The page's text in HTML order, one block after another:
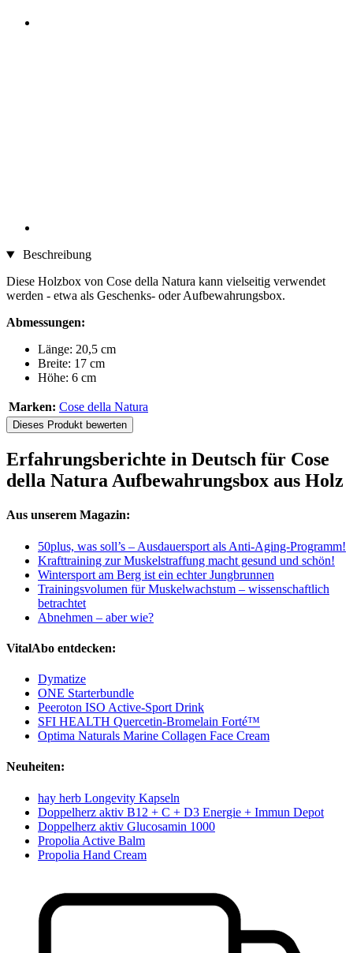
Beschreibung
Diese Holzbox von Cose della Natura kann vielseitig verwendet
werden - etwa als Geschenks- oder Aufbewahrungsbox.
Abmessungen:
Länge: 20,5 cm
Breite: 17 cm
Höhe: 6 cm
Marken: Cose della Natura
Dieses Produkt bewerten
Erfahrungsberichte in Deutsch für Cose
della Natura Aufbewahrungsbox aus Holz
Aus unserem Magazin:
50plus, was soll’s – Ausdauersport als Anti-Aging-Programm!
Krafttraining zur Muskelstraffung macht gesund und schön!
Wintersport am Berg ist ein echter Jungbrunnen
Trainingsvolumen für Muskelwachstum – wissenschaftlich
betrachtet
Abnehmen – aber wie?
VitalAbo entdecken:
Dymatize
ONE Starterbundle
Peeroton ISO Active-Sport Drink
SFI HEALTH Quercetin-Bromelain Forté™
Optima Naturals Marine Collagen Face Cream
Neuheiten:
hay herb Longevity Kapseln
Doppelherz aktiv B12 + C + D3 Energie + Immun Depot
Doppelherz aktiv Glucosamin 1000
Propolia Active Balm
Propolia Hand Cream